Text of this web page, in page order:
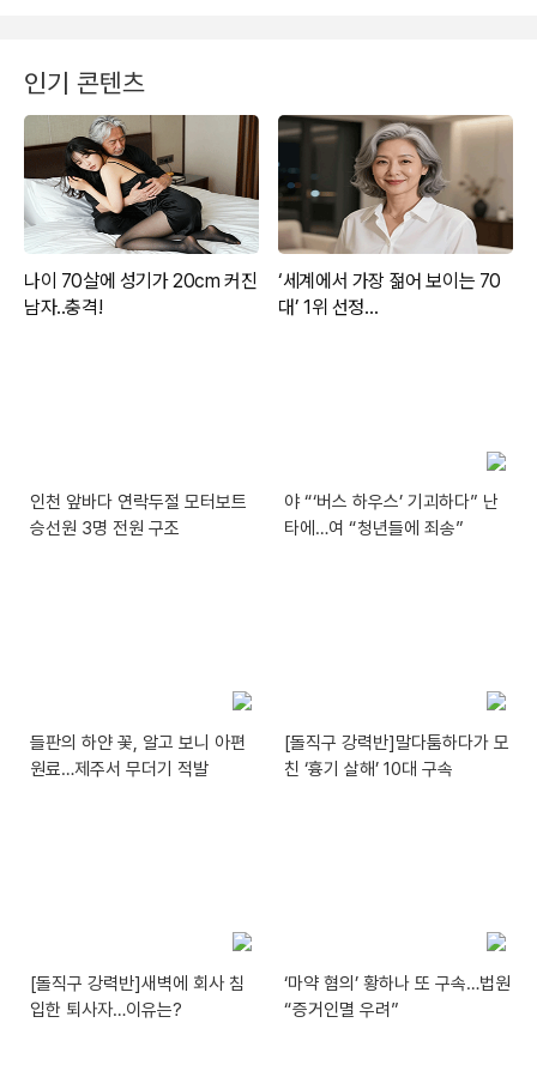
인기 콘텐츠
인천 앞바다 연락두절 모터보트
승선원 3명 전원 구조
야 “‘버스 하우스’ 기괴하다” 난
타에…여 “청년들에 죄송”
들판의 하얀 꽃, 알고 보니 아편
원료…제주서 무더기 적발
[돌직구 강력반]말다툼하다가 모
친 ‘흉기 살해’ 10대 구속
[돌직구 강력반]새벽에 회사 침
입한 퇴사자…이유는?
‘마약 혐의’ 황하나 또 구속…법원
“증거인멸 우려”